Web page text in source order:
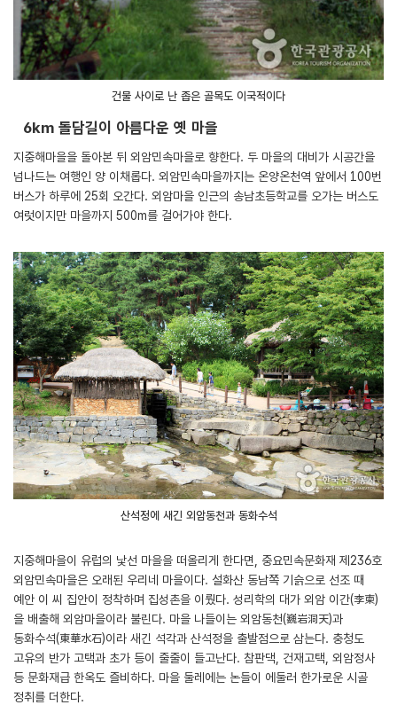
건물 사이로 난 좁은 골목도 이국적이다
6km 돌담길이 아름다운 옛 마을
지중해마을을 돌아본 뒤 외암민속마을로 향한다. 두 마을의 대비가 시공간을
넘나드는 여행인 양 이채롭다. 외암민속마을까지는 온양온천역 앞에서 100번
버스가 하루에 25회 오간다. 외암마을 인근의 송남초등학교를 오가는 버스도
여럿이지만 마을까지 500m를 걸어가야 한다.
산석정에 새긴 외암동천과 동화수석
지중해마을이 유럽의 낯선 마을을 떠올리게 한다면, 중요민속문화재 제236호
외암민속마을은 오래된 우리네 마을이다. 설화산 동남쪽 기슭으로 선조 때
예안 이 씨 집안이 정착하며 집성촌을 이뤘다. 성리학의 대가 외암 이간(李柬)
을 배출해 외암마을이라 불린다. 마을 나들이는 외암동천(巍岩洞天)과
동화수석(東華水石)이라 새긴 석각과 산석정을 출발점으로 삼는다. 충청도
고유의 반가 고택과 초가 등이 줄줄이 들고난다. 참판댁, 건재고택, 외암정사
등 문화재급 한옥도 즐비하다. 마을 둘레에는 논들이 에둘러 한가로운 시골
정취를 더한다.